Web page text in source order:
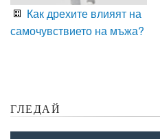
Как дрехите влияят на
самочувствието на мъжа?
ГЛЕДАЙ